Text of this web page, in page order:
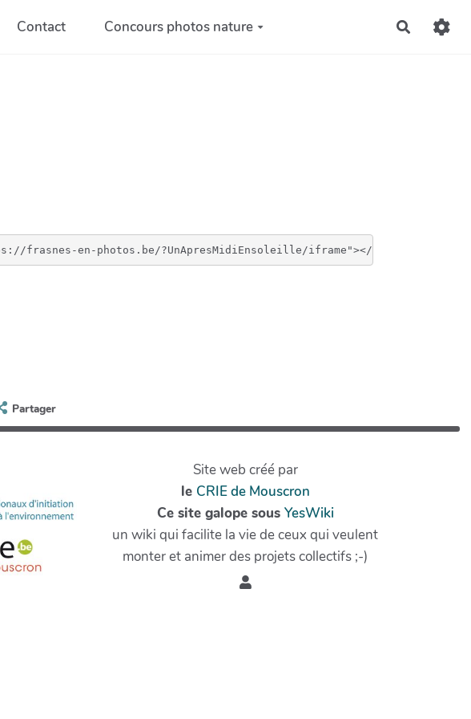
Contact Concours photos nature
Partager
Site web créé par
le CRIE de Mouscron
Ce site galope sous YesWiki
un wiki qui facilite la vie de ceux qui veulent
monter et animer des projets collectifs ;-)